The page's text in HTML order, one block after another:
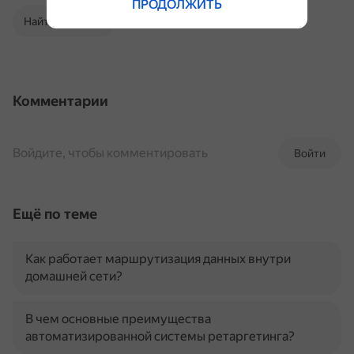
Найти в Поиске
Комментарии
Войти
Войдите, чтобы комментировать
Ещё по теме
Как работает маршрутизация данных внутри
домашней сети?
В чем основные преимущества
автоматизированной системы ретаргетинга?
ПРОДОЛЖИТЬ